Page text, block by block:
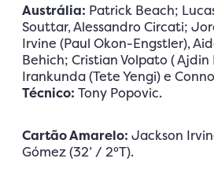
Austrália: Patrick Beach;
Souttar, Alessandro Circati;
Irvine (Paul Okon-Engstler),
Behich; Cristian Volpato (
Irankunda (Tete Yengi) e
Técnico: Tony Popovic.
Cartão Amarelo: Jackson
Gómez (32’ / 2°T).